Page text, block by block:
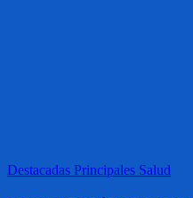
Destacadas Principales Salud